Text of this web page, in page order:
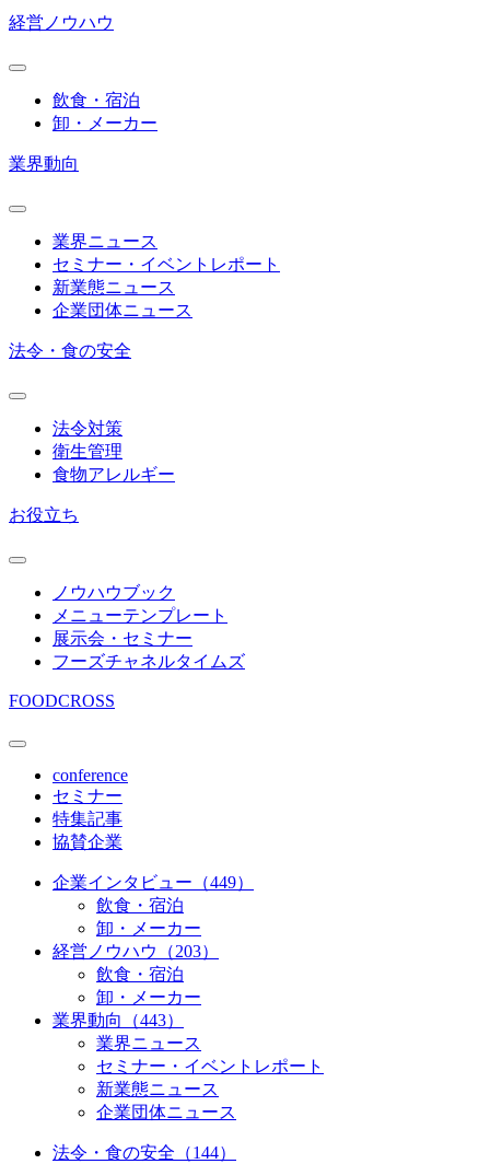
経営ノウハウ
飲食・宿泊
卸・メーカー
業界動向
業界ニュース
セミナー・イベントレポート
新業態ニュース
企業団体ニュース
法令・食の安全
法令対策
衛生管理
食物アレルギー
お役立ち
ノウハウブック
メニューテンプレート
展示会・セミナー
フーズチャネルタイムズ
FOODCROSS
conference
セミナー
特集記事
協賛企業
企業インタビュー（449）
飲食・宿泊
卸・メーカー
経営ノウハウ（203）
飲食・宿泊
卸・メーカー
業界動向（443）
業界ニュース
セミナー・イベントレポート
新業態ニュース
企業団体ニュース
法令・食の安全（144）